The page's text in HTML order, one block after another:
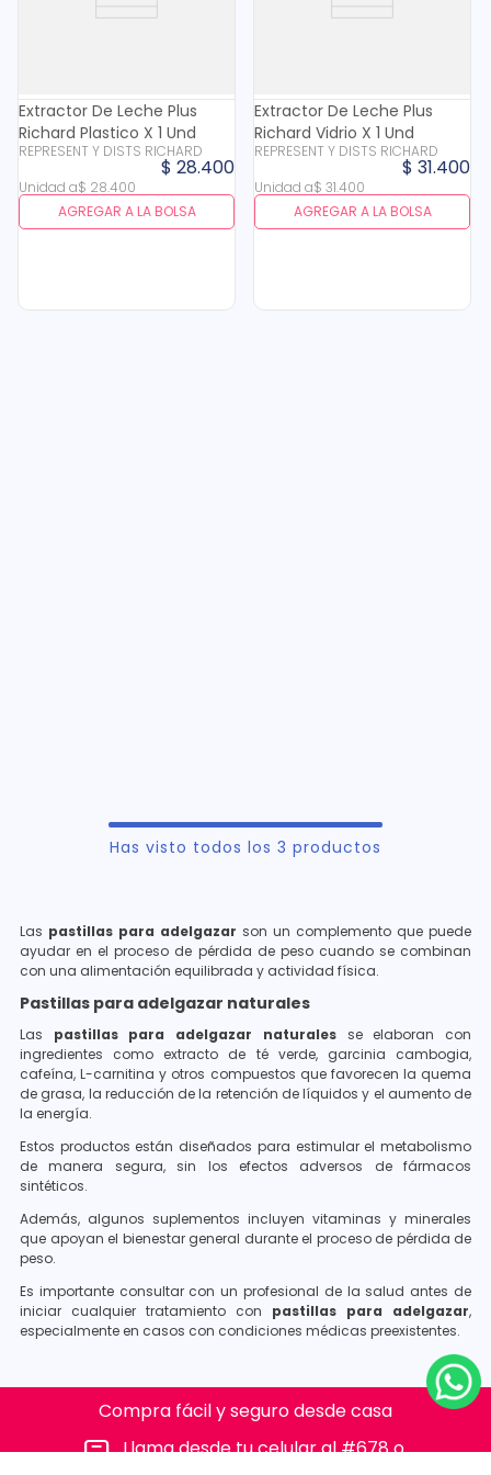
Extractor De Leche Plus
Richard Plastico X 1 Und
REPRESENT Y DISTS RICHARD
$ 28.400
Unidad a$ 28.400
AGREGAR A LA BOLSA
Extractor De Leche Plus
Richard Vidrio X 1 Und
REPRESENT Y DISTS RICHARD
$ 31.400
Unidad a$ 31.400
AGREGAR A LA BOLSA
Has visto todos los 3 productos
Las pastillas para adelgazar son un complemento que puede
ayudar en el proceso de pérdida de peso cuando se combinan
con una alimentación equilibrada y actividad física.
Pastillas para adelgazar naturales
Las pastillas para adelgazar naturalesse elaboran con
ingredientes como extracto de té verde, garcinia cambogia,
cafeína, L-carnitina y otros compuestos que favorecen la quema
de grasa, la reducción de la retención de líquidos y el aumento de
la energía.
Estos productos están diseñados para estimular el metabolismo
de manera segura, sin los efectos adversos de fármacos
sintéticos.
Además, algunos suplementos incluyen vitaminas y minerales
que apoyan el bienestar general durante el proceso de pérdida de
peso.
Es importante consultar con un profesional de la salud antes de
iniciar cualquier tratamiento con pastillas para adelgazar,
especialmente en casos con condiciones médicas preexistentes.
Compra fácil y seguro desde casa
Llama desde tu celular al #678 o